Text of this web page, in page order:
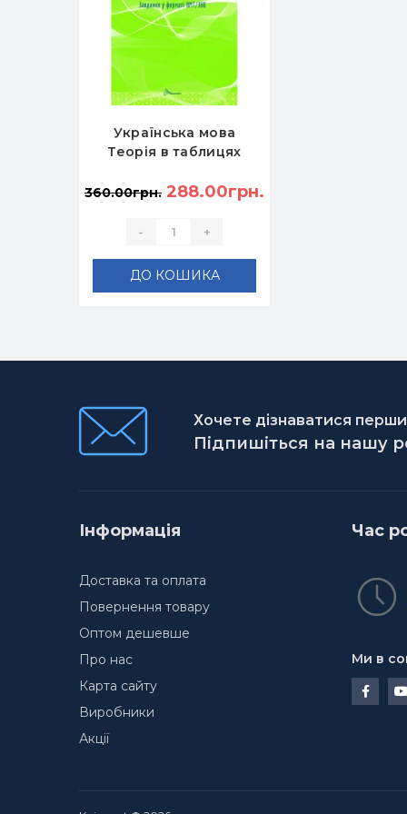
Українська мова
Теорія в таблицях
НМТ 2026 -
360.00грн. 288.00грн.
- +
ДО КОШИКА
Хочете дізнаватися
Підпишіться на нашу
Інформація
Доставка та оплата
Повернення товару
Оптом дешевше
Про нас
Карта сайту
Виробники
Акції
Час
Ми в